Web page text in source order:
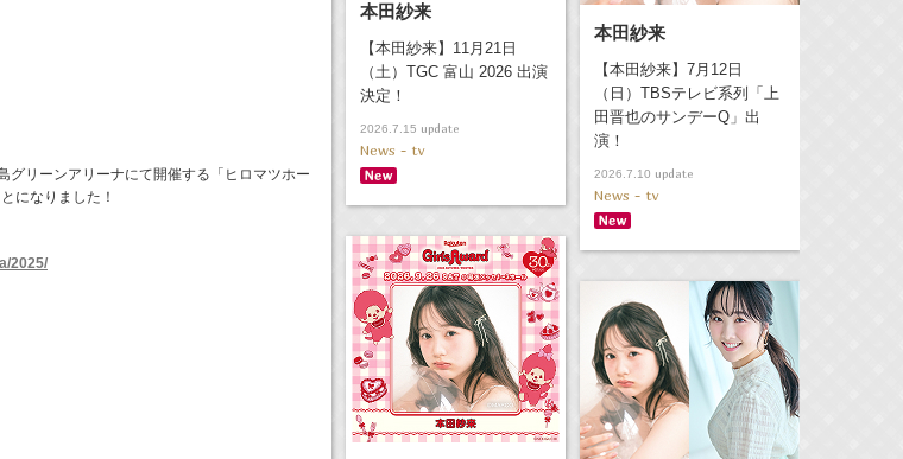
グリーンアリーナにて開催する「ヒロマツホー
になりました！
2025/
本田紗来
【本田紗来】11月21日
（土）TGC 富山 2026 出演
決定！
2026.7.15 update
News - tv
本田紗来
【本田紗来】7月12日
（日）TBSテレビ系列「上
田晋也のサンデーQ」出
演！
2026.7.10 update
News - tv